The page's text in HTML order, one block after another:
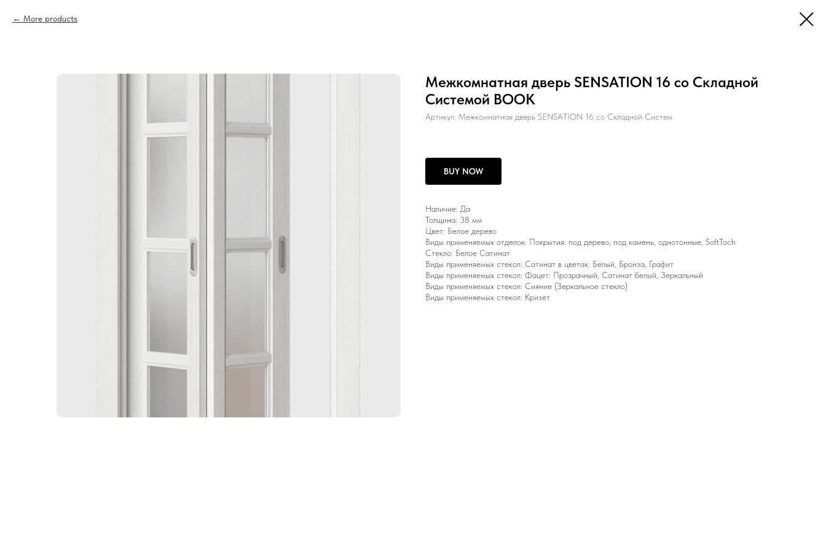
More products
Межкомнатная дверь SENSATION 16 со Складной
Системой BOOK
Артикул: Межкомнатная дверь SENSATION 16 со Складной Систем
BUY NOW
Наличие: Да
Толщина: 38 мм
Цвет: Белое дерево
Виды применяемых отделок: Покрытия: под дерево, под камень, однотонные, SoftToch
Стекло: Белое Сатинат
Виды применяемых стекол: Сатинат в цветах: Белый, Бронза, Графит
Виды применяемых стекол: Фацет: Прозрачный, Сатинат белый, Зеркальный
Виды применяемых стекол: Сияние (Зеркальное стекло)
Виды применяемых стекол: Кризет